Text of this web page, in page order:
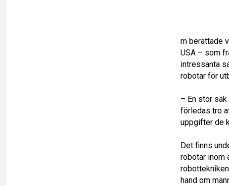
m berättade
USA – som
intressanta
robotar för
– En stor
förledas tro
uppgifter de
Det finns
robotar inom
hand om